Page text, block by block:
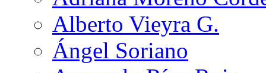
Alberto Vieyra G.
Ángel Soriano